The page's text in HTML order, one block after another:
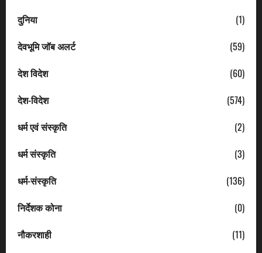
दुनिया
(1)
देवभूमि जॉब अलर्ट
(59)
देश विदेश
(60)
देश-विदेश
(574)
धर्म एवं संस्कृति
(2)
धर्म संस्कृति
(3)
धर्म-संस्कृति
(136)
निर्देशक कोना
(0)
नौकरशाही
(11)